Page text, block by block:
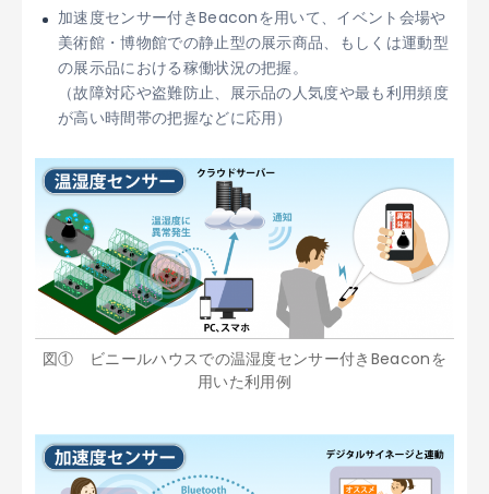
加速度センサー付きBeaconを用いて、イベント会場や
美術館・博物館での静止型の展示商品、もしくは運動型
の展示品における稼働状況の把握。
（故障対応や盗難防止、展示品の人気度や最も利用頻度
が高い時間帯の把握などに応用）
図① ビニールハウスでの温湿度センサー付きBeaconを
用いた利用例